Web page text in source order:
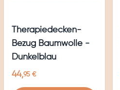
Therapiedecken-
Bezug Baumwolle -
Dunkelblau
44,95 €